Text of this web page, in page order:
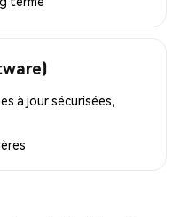
à jour sécurisées,